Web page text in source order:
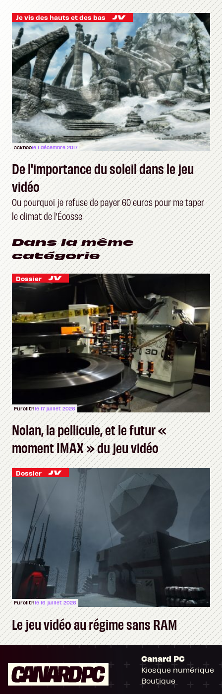
Je vis des hauts et des bas
ackboole 1 décembre 2017
De l'importance du soleil dans le jeu
vidéo
Ou pourquoi je refuse de payer 60 euros pour me taper
le climat de l'Écosse
Dans la même
catégorie
Dossier
Furolithle 17 juillet 2026
Nolan, la pellicule, et le futur «
moment IMAX » du jeu vidéo
Dossier
Furolithle 16 juillet 2026
Le jeu vidéo au régime sans RAM
Canard PC
Kiosque numérique
Boutique